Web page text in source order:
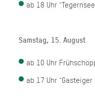
ab 18 Uhr
Samstag, 15. August
ab 10 Uhr
ab 17 Uhr "Gasteiger